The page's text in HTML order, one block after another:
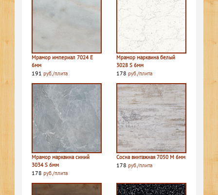
Мрамор империал 7024 E
6мм
191 руб./плита
Мрамор марквина белый
3028 S 6мм
178 руб./плита
Мрамор марквина синий
3034 S 6мм
178 руб./плита
Сосна винтажная 7050 M 6мм
178 руб./плита